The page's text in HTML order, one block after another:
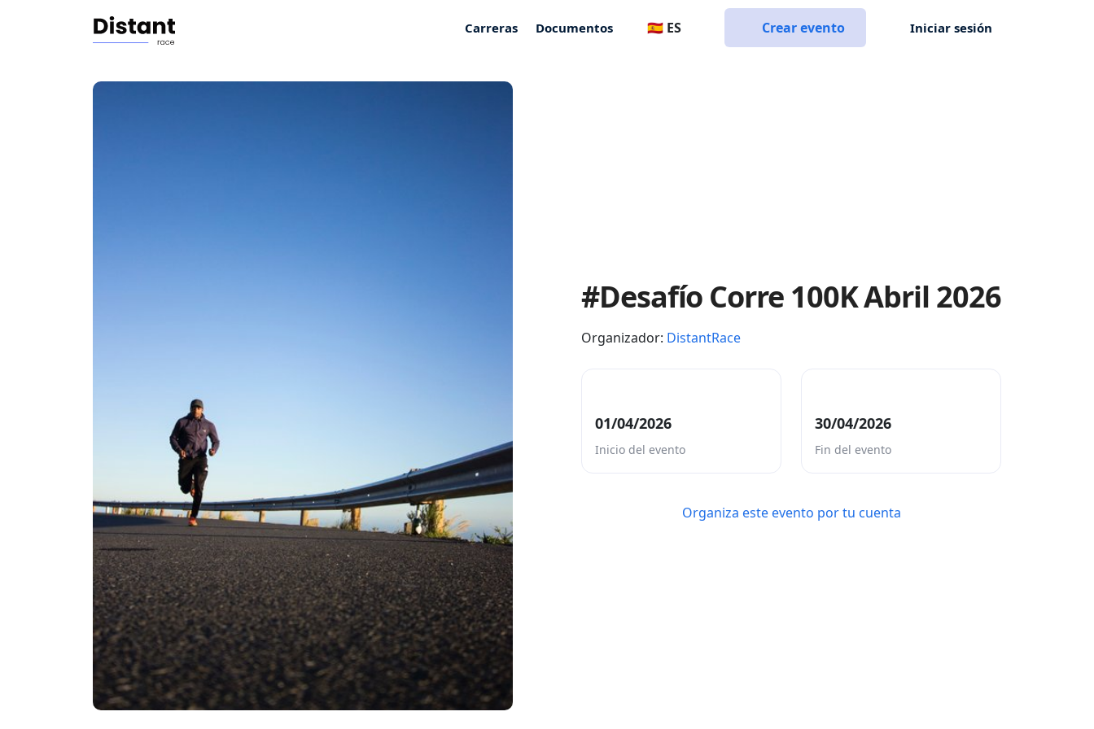
Carreras Documentos 🇪🇸 ES Crear evento Iniciar sesión
#Desafío Corre 100K Abril 2026
Organizador: DistantRace
01/04/2026
Inicio del evento
30/04/2026
Fin del evento
Organiza este evento por tu cuenta